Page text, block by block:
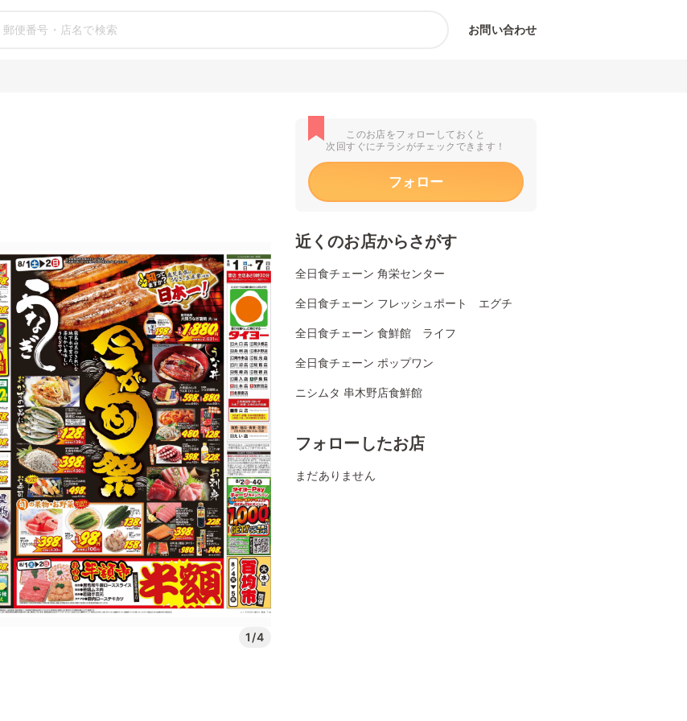
お問い合わせ
1/4
このお店をフォローしておくと
次回すぐにチラシがチェックできます！
フォロー
近くのお店からさがす
全日食チェーン 角栄センター
全日食チェーン フレッシュポート エグチ
全日食チェーン 食鮮館 ライフ
全日食チェーン ポップワン
ニシムタ 串木野店食鮮館
フォローしたお店
まだありません